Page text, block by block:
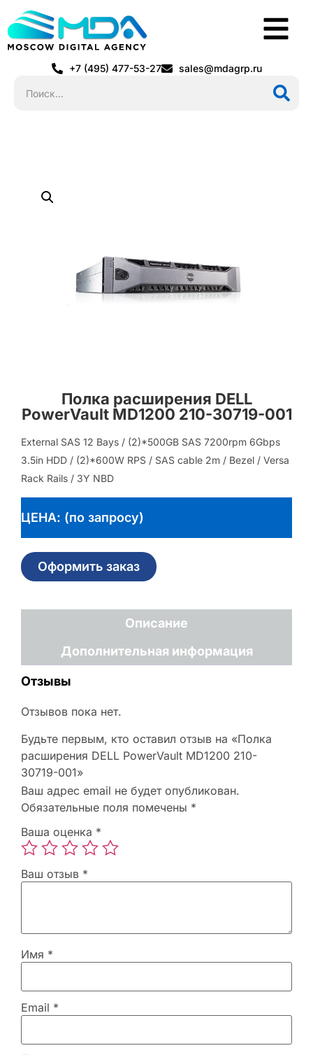
+7 (495) 477-53-27 sales@mdagrp.ru
Полка расширения DELL
PowerVault MD1200 210-30719-001
External SAS 12 Bays / (2)*500GB SAS 7200rpm 6Gbps
3.5in HDD / (2)*600W RPS / SAS cable 2m / Bezel / Versa
Rack Rails / 3Y NBD
ЦЕНА: (по запросу)
Оформить заказ
Описание
Дополнительная информация
Отзывы
Отзывов пока нет.
Будьте первым, кто оставил отзыв на «Полка
расширения DELL PowerVault MD1200 210-
30719-001»
Ваш адрес email не будет опубликован.
Обязательные поля помечены *
Ваша оценка *
Ваш отзыв *
Имя *
Email *